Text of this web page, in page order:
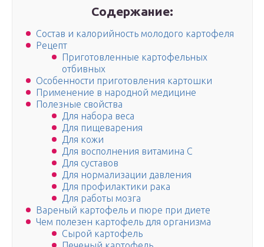
Содержание:
Состав и калорийность молодого картофеля
Рецепт
Приготовленные картофельных
отбивных
Особенности приготовления картошки
Применение в народной медицине
Полезные свойства
Для набора веса
Для пищеварения
Для кожи
Для восполнения витамина С
Для суставов
Для нормализации давления
Для профилактики рака
Для работы мозга
Вареный картофель и пюре при диете
Чем полезен картофель для организма
Сырой картофель